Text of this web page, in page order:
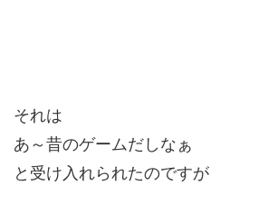
それは
あ～昔のゲームだしなぁ
と受け入れられたのですが